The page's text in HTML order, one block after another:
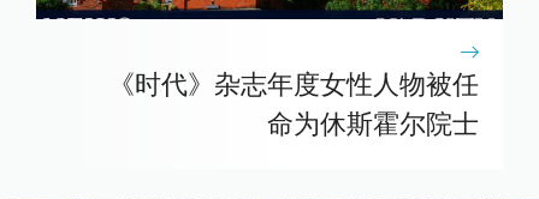
《时代》杂志年度女性人物被任
命为休斯霍尔院士